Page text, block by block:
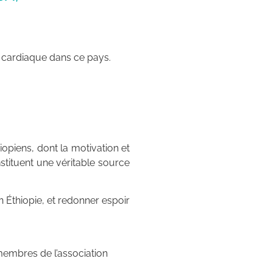
dans ce pays.
dont la motivation et
une véritable source
Éthiopie, et redonner espoir
de l’association